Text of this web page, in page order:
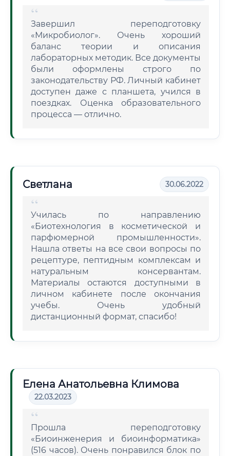
Завершил переподготовку
«Микробиолог». Очень хороший
баланс теории и описания
лабораторных методик. Все документы
были оформлены строго по
законодательству РФ. Личный кабинет
доступен даже с планшета, учился в
поездках. Оценка образовательного
процесса — отлично.
Светлана 30.06.2022
Училась по направлению
«Биотехнология в косметической и
парфюмерной промышленности».
Нашла ответы на все свои вопросы по
рецептуре, пептидным комплексам и
натуральным консервантам.
Материалы остаются доступными в
личном кабинете после окончания
учебы. Очень удобный
дистанционный формат, спасибо!
Елена Анатольевна Климова
22.03.2023
Прошла переподготовку
«Биоинженерия и биоинформатика»
(516 часов). Очень понравился блок по